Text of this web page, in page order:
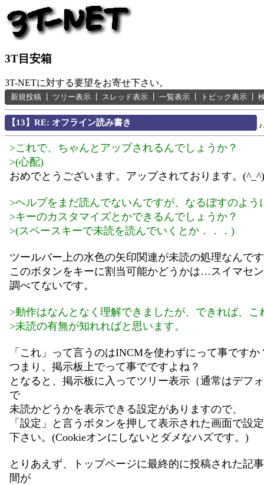
3T目安箱
3T-NETに対する要望をお寄せ下さい。
新規投稿 ツリー表示 スレッド表示 一覧表示 トピック表示
【13】RE: オフライン読み書き
>これで、ちゃんとアップされるんでしょうか？
>(心配)
おめでとうございます。アップされております。(^_^)
>ヘルプをまだ読んでないんですが、なるぼすのよう
>キーのカスタマイズとかできるんでしょうか？
>(スペースキーで未読を読んでいくとか．．．)
ツールバー上の水色の矢印関連が未読の処理なんで
このボタンをキーに割当可能かどうかは…スイマセ
調べてないです。
>動作はなんとなく理解できましたが、できれば、こ
>未読の有無が知れればと思います。
「これ」って言うのはINCMを使わずにって事ですか
つまり、掲示板上でって事でですよね？
となると、掲示板に入ってツリー表示（通常はデフ
で
未読かどうかを表示できる設定がありますので、
「設定」と言うボタンを押して表示された画面で設
下さい。(Cookieオンにしないとダメなハズです。)
とりあえず、トップページに最終的に投稿された記
間が